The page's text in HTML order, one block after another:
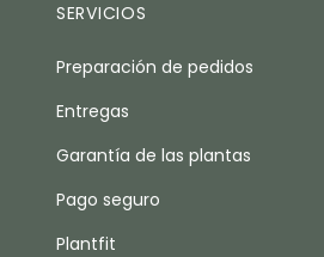
SERVICIOS
Preparación de pedidos
Entregas
Garantía de las plantas
Pago seguro
Plantfit